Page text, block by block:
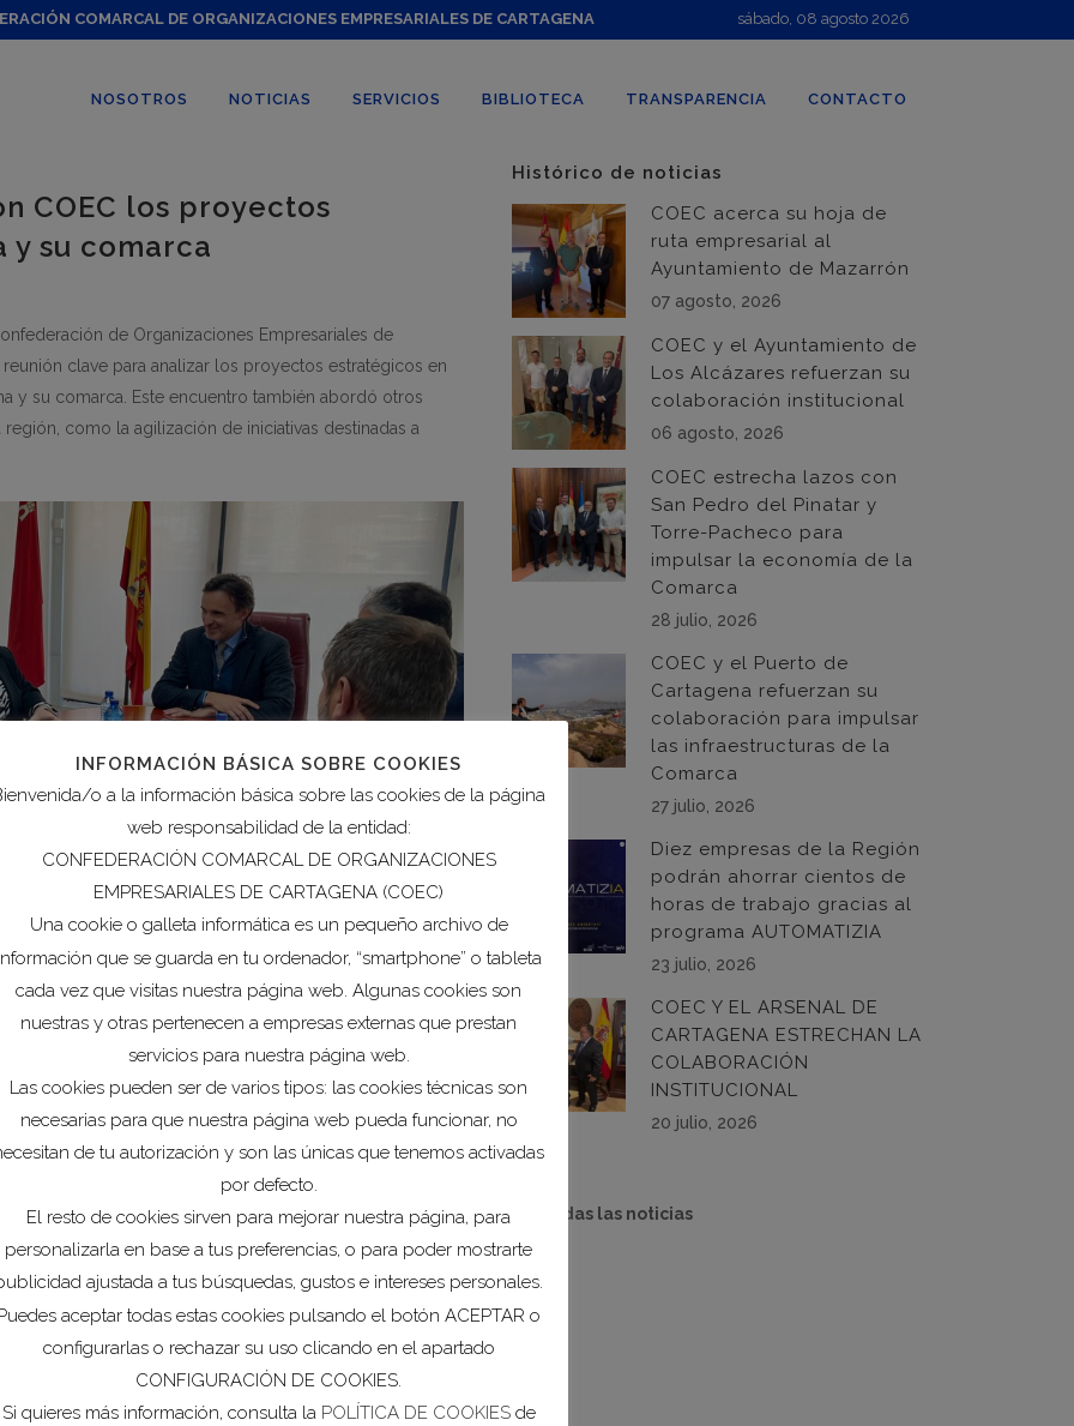
COMARCAL DE ORGANIZACIONES EMPRESARIALES DE CARTAGENA sábado, 08 agosto 2026
NOSOTROS NOTICIAS SERVICIOS BIBLIOTECA TRANSPARENCIA CONTACTO
COEC los proyectos
y su comarca
de Organizaciones Empresariales de
clave para analizar los proyectos estratégicos en
y su comarca. Este encuentro también abordó otros
como la agilización de iniciativas destinadas a
presidenta de COEC, Ana Correa, discutieron las
destacando el impulso a un nuevo decreto ley de
que busca simplificar los trámites administrativos y ofrecer
Según palabras del consejero, esta normativa
de COEC, Ginés Huertas; el secretario general
generales de Ordenación del Territorio, Javier Rollán,
adelante en el desarrollo de proyectos estratégicos
conjunto de su comarca, mejorando la infraestructura y
Histórico de noticias
COEC acerca su hoja de
ruta empresarial al
Ayuntamiento de Mazarrón
07 agosto, 2026
COEC y el Ayuntamiento de
Los Alcázares refuerzan su
colaboración institucional
06 agosto, 2026
COEC estrecha lazos con
San Pedro del Pinatar y
Torre-Pacheco para
impulsar la economía de la
Comarca
28 julio, 2026
COEC y el Puerto de
Cartagena refuerzan su
colaboración para impulsar
las infraestructuras de la
Comarca
27 julio, 2026
Diez empresas de la Región
podrán ahorrar cientos de
horas de trabajo gracias al
programa AUTOMATIZIA
23 julio, 2026
COEC Y EL ARSENAL DE
CARTAGENA ESTRECHAN LA
COLABORACIÓN
INSTITUCIONAL
20 julio, 2026
Ver todas las noticias
INFORMACIÓN BÁSICA SOBRE COOKIES
o a la información básica sobre las cookies de la página
web responsabilidad de la entidad:
CONFEDERACIÓN COMARCAL DE ORGANIZACIONES
EMPRESARIALES DE CARTAGENA (COEC)
Una cookie o galleta informática es un pequeño archivo de
que se guarda en tu ordenador, “smartphone” o tableta
cada vez que visitas nuestra página web. Algunas cookies son
nuestras y otras pertenecen a empresas externas que prestan
servicios para nuestra página web.
Las cookies pueden ser de varios tipos: las cookies técnicas son
necesarias para que nuestra página web pueda funcionar, no
de tu autorización y son las únicas que tenemos activadas
por defecto.
El resto de cookies sirven para mejorar nuestra página, para
personalizarla en base a tus preferencias, o para poder mostrarte
ajustada a tus búsquedas, gustos e intereses personales.
aceptar todas estas cookies pulsando el botón ACEPTAR o
configurarlas o rechazar su uso clicando en el apartado
CONFIGURACIÓN DE COOKIES.
Si quieres más información, consulta la POLÍTICA DE COOKIESde